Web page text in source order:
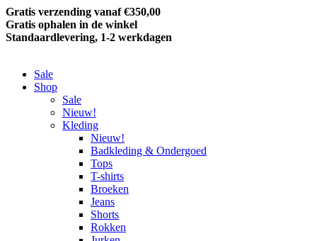
Gratis verzending vanaf €350,00
Gratis ophalen in de winkel
Standaardlevering, 1-2 werkdagen
Sale
Shop
Sale
Nieuw!
Kleding
Nieuw!
Badkleding & Ondergoed
Tops
T-shirts
Broeken
Jeans
Shorts
Rokken